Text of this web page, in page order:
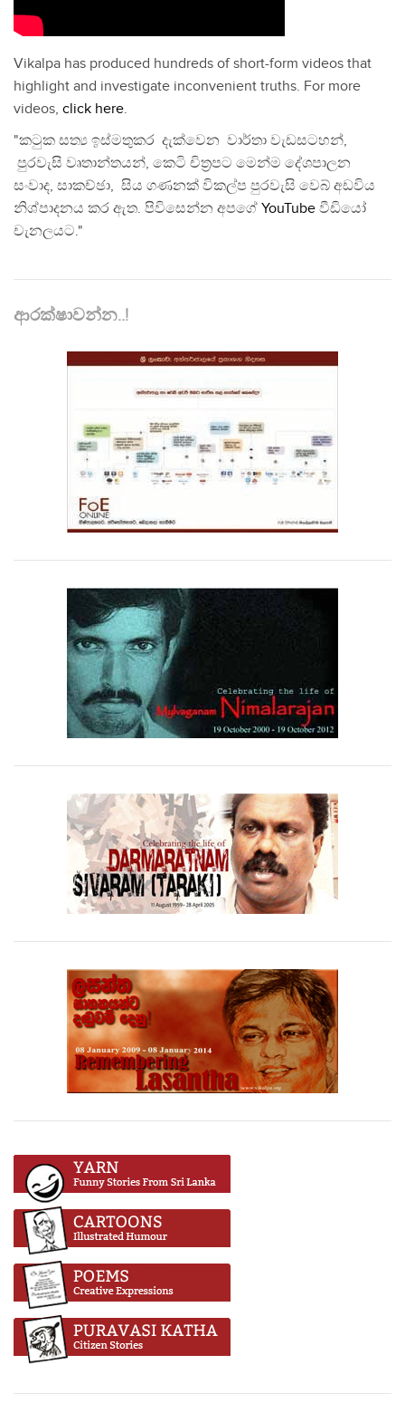
Vikalpa has produced hundreds of short-form videos that
highlight and investigate inconvenient truths. For more
videos, click here.
"කටුක සත්‍ය ඉස්මතුකර දැක්වෙන වාර්තා වැඩසටහන්,
පුරවැසි වෘතාන්තයන්, කෙටි චිත්‍රපට මෙන්ම දේශපාලන
සංවාද, සාකච්ඡා, සිය ගණනක් විකල්ප පුරවැසි වෙබ් අඩවිය
නිශ්පාදනය කර ඇත. පිවිසෙන්න අපගේ YouTube වීඩියෝ
චැනලයට."
ආරක්ෂාවන්න..!